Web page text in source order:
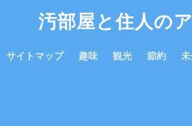
汚部屋と住人の
サイトマップ 趣味 観光 節約